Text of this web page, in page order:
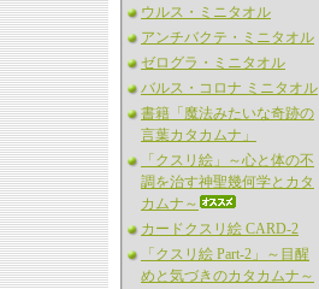
ウルス・ミニタオル
アンチバクテ・ミニタオル
ゼログラ・ミニタオル
バルス・コロナ ミニタオル
書籍「魔法みたいな奇跡の
言葉カタカムナ」
「クスリ絵」～心と体の不
調を治す神聖幾何学とカタ
カムナ～
カードクスリ絵 CARD-2
「クスリ絵 Part-2」～目醒
めと気づきのカタカムナ～